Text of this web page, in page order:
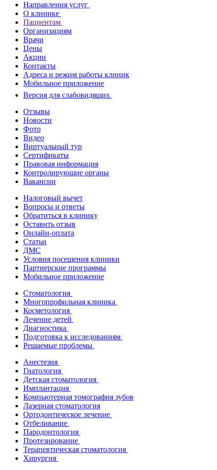
Направления услуг
О клинике
Пациентам
Организациям
Врачи
Цены
Акции
Контакты
Адреса и режим работы клиник
Мобильное приложение
Версия для слабовидящих
Отзывы
Новости
Фото
Видео
Виртуальный тур
Сертификаты
Правовая информация
Контролирующие органы
Вакансии
Налоговый вычет
Вопросы и ответы
Обратиться в клинику
Оставить отзыв
Онлайн-оплата
Статьи
ДМС
Условия посещения клиники
Партнерские программы
Мобильное приложение
Стоматология
Многопрофильная клиника
Косметология
Лечение детей
Диагностика
Подготовка к исследованиям
Решаемые проблемы
Анестезия
Гнатология
Детская стоматология
Имплантация
Компьютерная томография зубов
Лазерная стоматология
Ортодонтическое лечение
Отбеливание
Пародонтология
Протезирование
Терапевтическая стоматология
Хирургия